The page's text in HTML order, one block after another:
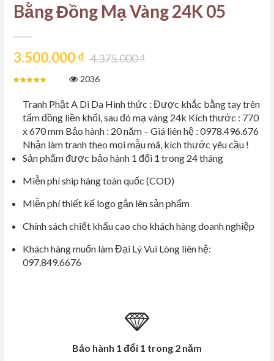
Bằng Đồng Mạ Vàng 24K 05
3.500.000₫ 4.375.000₫
2036
Tranh Phật A Di Da Hình thức : Được khắc bằng tay trên
tấm đồng liền khối, sau đó mạ vàng 24k Kích thước : 770
x 670 mm Bảo hành : 20 năm – Giá liên hệ : 0978.496.676
Nhận làm tranh theo mọi mẫu mã, kích thước yêu cầu !
Sản phẩm được bảo hành 1 đổi 1 trong 24 tháng
Miễn phí ship hàng toàn quốc (COD)
Miễn phí thiết kế logo gắn lên sản phẩm
Chính sách chiết khấu cao cho khách hàng doanh nghiệp
Khách hàng muốn làm Đại Lý Vui Lòng liên hệ:
097.849.6676
Bảo hành 1 đổi 1 trong 2 năm